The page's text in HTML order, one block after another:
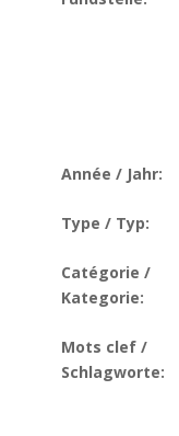
Année / Jahr:
Type / Typ:
Catégorie /
Kategorie:
Mots clef /
Schlagworte: